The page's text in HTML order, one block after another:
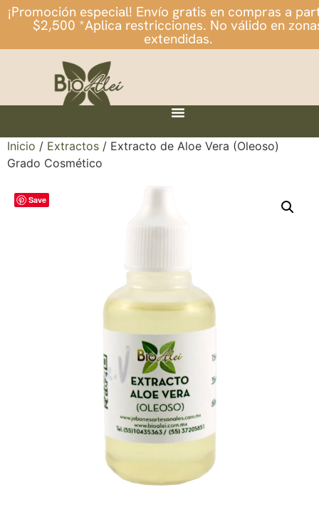
¡Promoción especial! Envío gratis en compras a
$2,500 *Aplica restricciones. No válido en
extendidas.
Inicio / Extractos / Extracto de Aloe Vera (Oleoso)
Grado Cosmético
Save